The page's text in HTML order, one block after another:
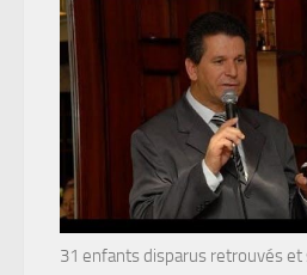
31 enfants disparus retrouvés et